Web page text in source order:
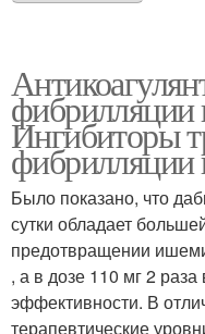
фибрилляции
Ингибиторы
Было показано, что
сутки обладает
предотвращении
, а в дозе 110 мг 2
эффективности. В
терапевтические